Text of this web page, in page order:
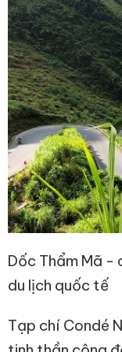
Dốc Thẩm Mã -
du lịch quốc tế
Tạp chí Condé